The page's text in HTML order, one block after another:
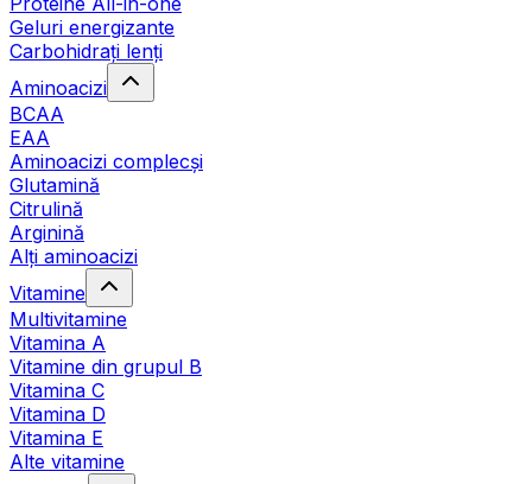
Geluri energizante
Carbohidrați lenți
Aminoacizi
BCAA
EAA
Aminoacizi complecși
Glutamină
Citrulină
Arginină
Alți aminoacizi
Vitamine
Multivitamine
Vitamina A
Vitamine din grupul B
Vitamina C
Vitamina D
Vitamina E
Alte vitamine